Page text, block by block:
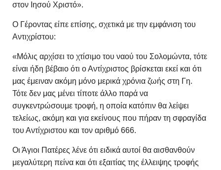
στον Ιησού Χριστό».
O Γέροντας είπε επίσης, σχετικά με την εμφάνιση του
Αντιχρίστου:
«Μόλις αρχίσει το χτίσιμο του ναού του Σολομώντα, τότε
είναι ήδη βέβαιο ότι ο Αντίχριστος βρίσκεται εκεί και ότι
μας έμειναν ακόμη μόνο μερικά χρόνια ζωής στη Γη.
Τότε δεν μας μένει τίποτε άλλο παρά να
συγκεντρώσουμε τροφή, η οποία κατόπιν θα λείψει
τελείως, ακόμη και για εκείνους που πήραν τη σφραγίδα
του Αντίχριστου και τον αριθμό 666.
Οι Άγιοι Πατέρες λένε ότι ειδικά αυτοί θα αισθανθούν
μεγαλύτερη πείνα και ότι εξαιτίας της έλλειψης τροφής